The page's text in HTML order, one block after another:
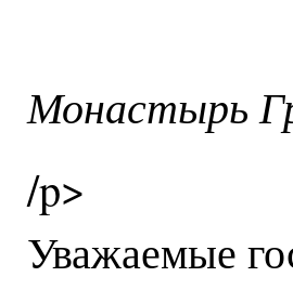
Монастырь
/p>
Уважаемые